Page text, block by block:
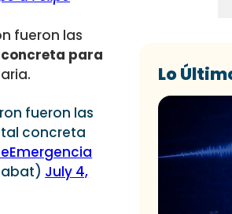
fueron las
concreta para
fueron las
concreta
July 4,
Lo